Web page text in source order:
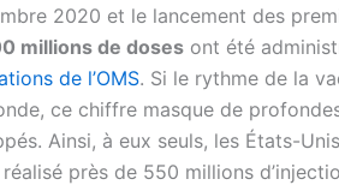
2020 et le lancement des
millions de doses ont été
de l’OMS. Si le rythme de la
ce chiffre masque de
Ainsi, à eux seuls, les États-
près de 550 millions